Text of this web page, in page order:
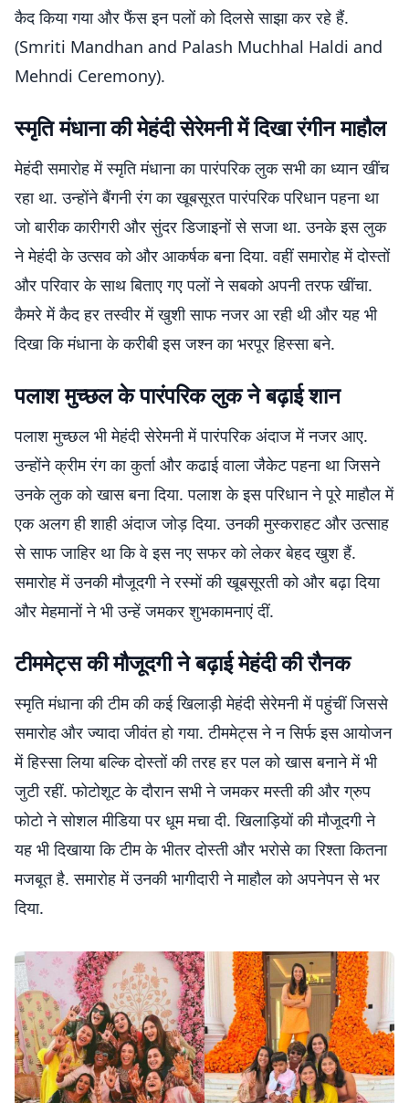
कैद किया गया और फैंस इन पलों को दिलसे साझा कर रहे हैं.
(Smriti Mandhan and Palash Muchhal Haldi and
Mehndi Ceremony).
स्मृति मंधाना की मेहंदी सेरेमनी में दिखा रंगीन माहौल
मेहंदी समारोह में स्मृति मंधाना का पारंपरिक लुक सभी का ध्यान खींच
रहा था. उन्होंने बैंगनी रंग का खूबसूरत पारंपरिक परिधान पहना था
जो बारीक कारीगरी और सुंदर डिजाइनों से सजा था. उनके इस लुक
ने मेहंदी के उत्सव को और आकर्षक बना दिया. वहीं समारोह में दोस्तों
और परिवार के साथ बिताए गए पलों ने सबको अपनी तरफ खींचा.
कैमरे में कैद हर तस्वीर में खुशी साफ नजर आ रही थी और यह भी
दिखा कि मंधाना के करीबी इस जश्न का भरपूर हिस्सा बने.
पलाश मुच्छल के पारंपरिक लुक ने बढ़ाई शान
पलाश मुच्छल भी मेहंदी सेरेमनी में पारंपरिक अंदाज में नजर आए.
उन्होंने क्रीम रंग का कुर्ता और कढाई वाला जैकेट पहना था जिसने
उनके लुक को खास बना दिया. पलाश के इस परिधान ने पूरे माहौल में
एक अलग ही शाही अंदाज जोड़ दिया. उनकी मुस्कराहट और उत्साह
से साफ जाहिर था कि वे इस नए सफर को लेकर बेहद खुश हैं.
समारोह में उनकी मौजूदगी ने रस्मों की खूबसूरती को और बढ़ा दिया
और मेहमानों ने भी उन्हें जमकर शुभकामनाएं दीं.
टीममेट्स की मौजूदगी ने बढ़ाई मेहंदी की रौनक
स्मृति मंधाना की टीम की कई खिलाड़ी मेहंदी सेरेमनी में पहुंचीं जिससे
समारोह और ज्यादा जीवंत हो गया. टीममेट्स ने न सिर्फ इस आयोजन
में हिस्सा लिया बल्कि दोस्तों की तरह हर पल को खास बनाने में भी
जुटी रहीं. फोटोशूट के दौरान सभी ने जमकर मस्ती की और ग्रुप
फोटो ने सोशल मीडिया पर धूम मचा दी. खिलाड़ियों की मौजूदगी ने
यह भी दिखाया कि टीम के भीतर दोस्ती और भरोसे का रिश्ता कितना
मजबूत है. समारोह में उनकी भागीदारी ने माहौल को अपनेपन से भर
दिया.